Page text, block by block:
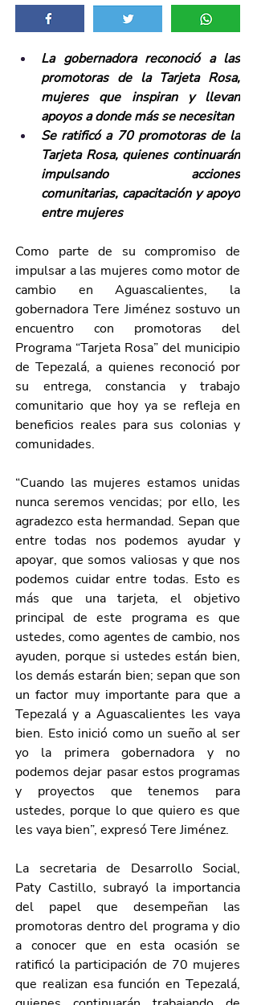
La gobernadora reconoció a las
promotoras de la Tarjeta Rosa,
mujeres que inspiran y llevan
apoyos a donde más se necesitan
Se ratificó a 70 promotoras de la
Tarjeta Rosa, quienes continuarán
impulsando acciones
comunitarias, capacitación y apoyo
entre mujeres
Como parte de su compromiso de
impulsar a las mujeres como motor de
cambio en Aguascalientes, la
gobernadora Tere Jiménez sostuvo un
encuentro con promotoras del
Programa “Tarjeta Rosa” del municipio
de Tepezalá, a quienes reconoció por
su entrega, constancia y trabajo
comunitario que hoy ya se refleja en
beneficios reales para sus colonias y
comunidades.
“Cuando las mujeres estamos unidas
nunca seremos vencidas; por ello, les
agradezco esta hermandad. Sepan que
entre todas nos podemos ayudar y
apoyar, que somos valiosas y que nos
podemos cuidar entre todas. Esto es
más que una tarjeta, el objetivo
principal de este programa es que
ustedes, como agentes de cambio, nos
ayuden, porque si ustedes están bien,
los demás estarán bien; sepan que son
un factor muy importante para que a
Tepezalá y a Aguascalientes les vaya
bien. Esto inició como un sueño al ser
yo la primera gobernadora y no
podemos dejar pasar estos programas
y proyectos que tenemos para
ustedes, porque lo que quiero es que
les vaya bien”, expresó Tere Jiménez.
La secretaria de Desarrollo Social,
Paty Castillo, subrayó la importancia
del papel que desempeñan las
promotoras dentro del programa y dio
a conocer que en esta ocasión se
ratificó la participación de 70 mujeres
que realizan esa función en Tepezalá,